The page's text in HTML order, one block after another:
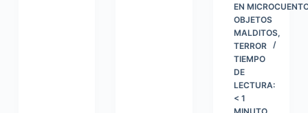
EN MICROCUENTO
OBJETOS
MALDITOS,
TERROR
TIEMPO
DE
LECTURA:
< 1